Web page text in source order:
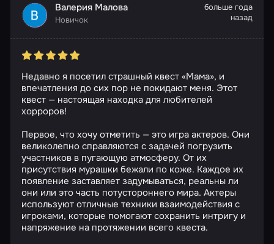
Валерия Малова
Новичок
больше года
назад
Недавно я посетил страшный квест «Мама», и
впечатления до сих пор не покидают меня. Этот
квест — настоящая находка для любителей
хорроров!
Первое, что хочу отметить — это игра актеров. Они
великолепно справляются с задачей погрузить
участников в пугающую атмосферу. От их
присутствия мурашки бежали по коже. Каждое их
появление заставляет задумываться, реальны ли
они или это часть потустороннего мира. Актеры
используют отличные техники взаимодействия с
игроками, которые помогают сохранить интригу и
напряжение на протяжении всего квеста.